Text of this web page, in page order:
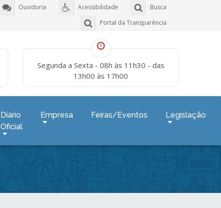
Busca
Acessibilidade
Ouvidoria
Portal da Transparência
Segunda a Sexta - 08h às 11h30 - das
13h00 às 17h00
Diário
Oficial
Empresa Feiras/Eventos Legislação